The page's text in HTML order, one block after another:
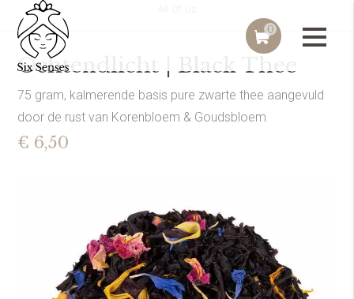
0
Ochtendlicht | Black Thee
75 gram, kalmerende basis pure zwarte thee aangevuld
door de rust van Korenbloem & Goudsbloem
€ 6,50